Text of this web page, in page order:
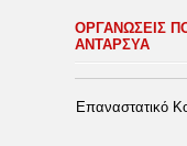
ΟΡΓΑΝΩΣΕΙΣ
ΑΝΤΑΡΣΥΑ
Επαναστατικό